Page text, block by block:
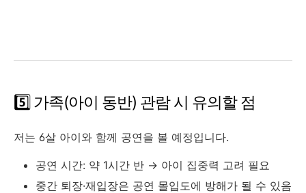
5️⃣ 가족(아이 동반) 관람 시 유의할 점
저는 6살 아이와 함께 공연을 볼 예정입니다.
공연 시간: 약 1시간 반 → 아이 집중력 고려 필요
중간 퇴장·재입장은 공연 몰입도에 방해가 될 수 있음